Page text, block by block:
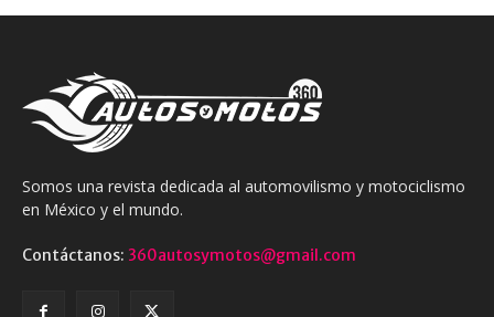
Somos una revista dedicada al automovilismo y motociclismo
en México y el mundo.
Contáctanos: 360autosymotos@gmail.com